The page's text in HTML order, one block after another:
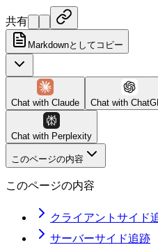
共有
Markdownとしてコピー
Chat with Claude Chat with
Chat with Perplexity
このページの内容
このページの内容
クライアントサイド
サーバーサイド追跡